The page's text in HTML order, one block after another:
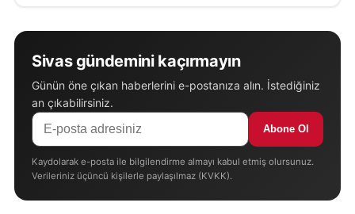
üreticilerin kredi yükünün hafifletilmesi gerektiğini
dile getirdi.
Bu kapsamda Tarım ve Orman Bakanlığı
(tarimorman.gov.tr) ile ilgili kurumların destek
mekanizmalarını değerlendirmesinin önem taşıdığını
belirten Karaköy, tarımsal kredi borçlarının
ertelenmesinin üreticiler açısından önemli bir
rahatlama sağlayabileceğini ifade etti.
Sivas gündemini kaçırmayın
Günün öne çıkan haberlerini e-postanıza alın. İstediğiniz
an çıkabilirsiniz.
Abone Ol
Kaydolarak e-posta ile bilgilendirme almayı kabul etmiş olursunuz.
Verileriniz üçüncü kişilerle paylaşılmaz (KVKK).